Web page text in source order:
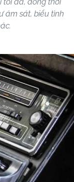
ám sát, biểu tình